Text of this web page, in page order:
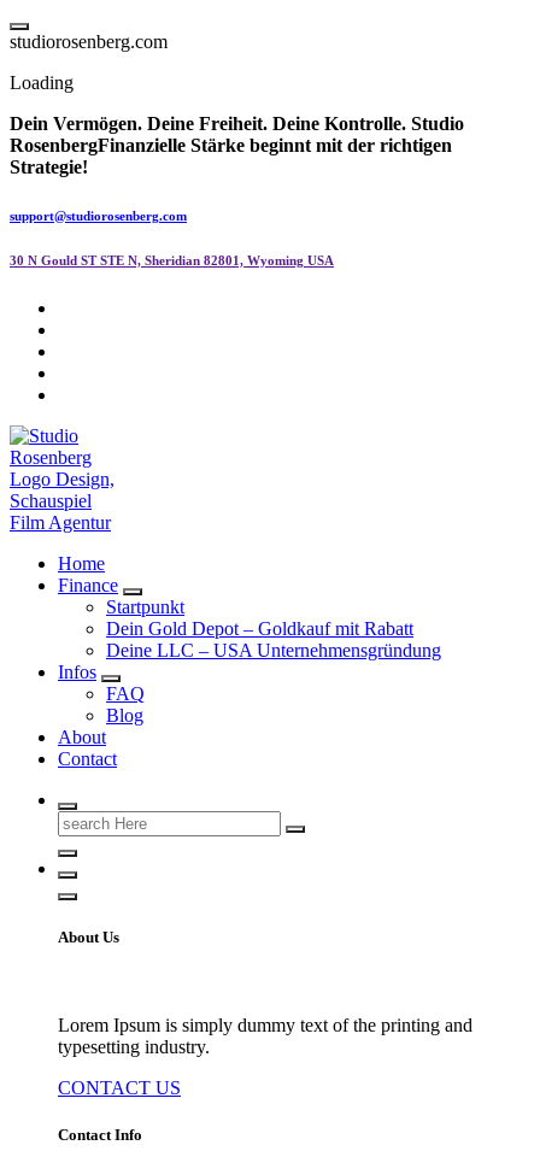
Skip
to
studiorosenberg.com
Loading
Dein Vermögen. Deine Freiheit. Deine Kontrolle. Studio
RosenbergFinanzielle Stärke beginnt mit der richtigen
Strategie!
support@studiorosenberg.com
30 N Gould ST STE N, Sheridian 82801, Wyoming USA
Home
Finance
Startpunkt
Dein Gold Depot – Goldkauf mit Rabatt
Deine LLC – USA Unternehmensgründung
Infos
FAQ
Blog
About
Contact
Search
for:
About Us
Lorem Ipsum is simply dummy text of the printing and
typesetting industry.
CONTACT US
Contact Info